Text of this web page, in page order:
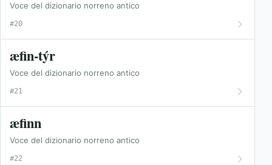
Voce del dizionario norreno antico
#20
æfin-týr
Voce del dizionario norreno antico
#21
æfinn
Voce del dizionario norreno antico
#22